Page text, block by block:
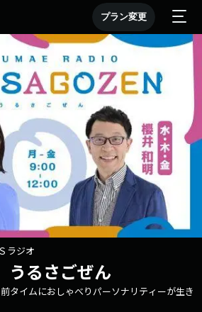
プラン変更
ラジオ
るさごぜん
タイムにおしゃべりパーソナリティーが生き